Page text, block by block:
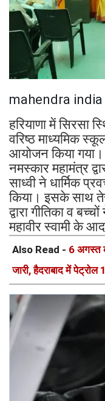
mahendra
हरियाणा में सिरसा
वरिष्ठ माध्यमिक
आयोजन किया गया।
नमस्कार महामंत्र
साध्वी ने धार्मिक
किया। इसके साथ
द्वारा गीतिका व
महावीर स्वामी के
Also Read - 6 अगस्त
जारी, हैदराबाद में